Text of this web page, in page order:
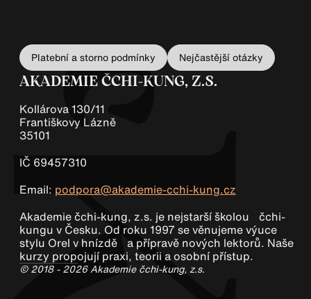
Platební a storno podmínky Nejčastější otázky
AKADEMIE ČCHI-KUNG, Z.S.
Kollárova 130/11
Františkovy Lázně
35101
IČ 69457310
Email: podpora@akademie-cchi-kung.cz
Akademie čchi-kung, z.s. je nejstarší školou čchi-
kungu v Česku. Od roku 1997 se věnujeme výuce
stylu Orel v hnízdě a přípravě nových lektorů. Naše
kurzy propojují praxi, teorii a osobní přístup.
© 2018 - 2026 Akademie čchi-kung, z.s.